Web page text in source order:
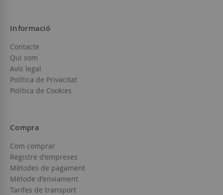
Informació
Contacte
Qui som
Avís legal
Política de Privacitat
Política de Cookies
Compra
Com comprar
Registre d'empreses
Mètodes de pagament
Mètode d'enviament
Tarifes de transport